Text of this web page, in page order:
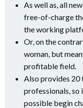
As well as, all
free-of-charge
the working
Or, on the
woman, but
profitable field.
Also provides
professionals, so
possible begin